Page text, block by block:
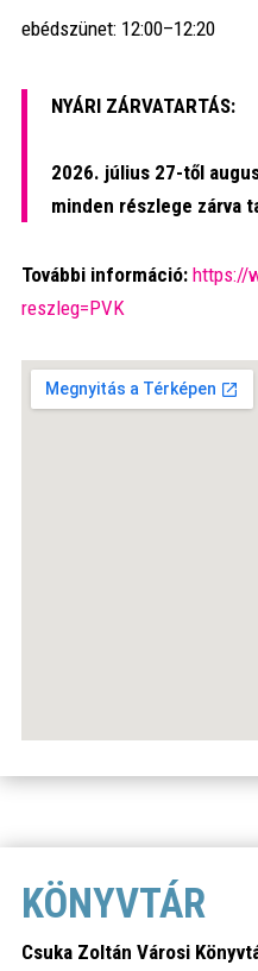
ebédszünet: 12:00–12:20
NYÁRI ZÁRVATARTÁS:
2026. július 27-től
minden részlege zárva
További információ: https://
reszleg=PVK
KÖNYVTÁR
Csuka Zoltán Városi